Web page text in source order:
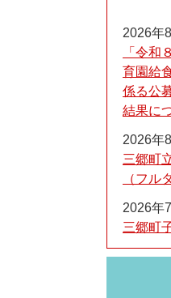
2026年
「令和
育園給
係る公
結果に
2026年
三郷町
（フル
2026年
三郷町